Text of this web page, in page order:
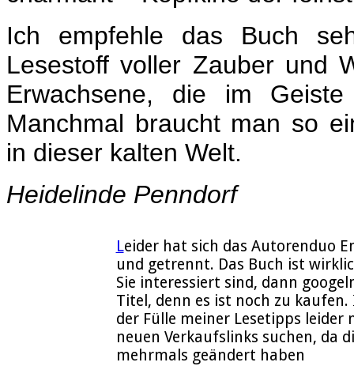
Ich empfehle das Buch
Lesestoff voller Zauber und
Erwachsene, die im
Manchmal braucht man so
in dieser kalten Welt.
Heidelinde Penndorf
Leider hat sich das Autorenduo
und getrennt. Das Buch ist
Sie interessiert sind, dann
Titel, denn es ist noch zu
der Fülle meiner Lesetipps leider
neuen Verkaufslinks suchen, da
mehrmals geändert haben